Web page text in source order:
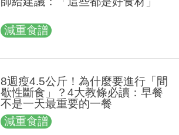
減重食譜
8週瘦4.5公斤！為什麼要進行「間
歇性斷食」？4大教條必讀：早餐
不是一天最重要的一餐
減重食譜